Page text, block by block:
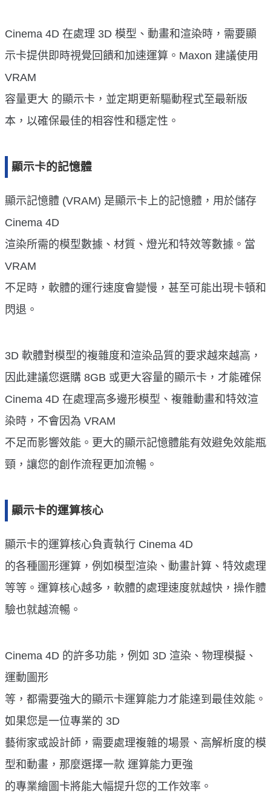
Cinema 4D 在處理 3D 模型、動畫和渲染時，需要顯
示卡提供即時視覺回饋和加速運算。Maxon 建議使用
VRAM
容量更大 的顯示卡，並定期更新驅動程式至最新版
本，以確保最佳的相容性和穩定性。
顯示卡的記憶體
顯示記憶體 (VRAM) 是顯示卡上的記憶體，用於儲存
Cinema 4D
渲染所需的模型數據、材質、燈光和特效等數據。當
VRAM
不足時，軟體的運行速度會變慢，甚至可能出現卡頓和
閃退。
3D 軟體對模型的複雜度和渲染品質的要求越來越高，
因此建議您選購 8GB 或更大容量的顯示卡，才能確保
Cinema 4D 在處理高多邊形模型、複雜動畫和特效渲
染時，不會因為 VRAM
不足而影響效能。更大的顯示記憶體能有效避免效能瓶
頸，讓您的創作流程更加流暢。
顯示卡的運算核心
顯示卡的運算核心負責執行 Cinema 4D
的各種圖形運算，例如模型渲染、動畫計算、特效處理
等等。運算核心越多，軟體的處理速度就越快，操作體
驗也就越流暢。
Cinema 4D 的許多功能，例如 3D 渲染、物理模擬、
運動圖形
等，都需要強大的顯示卡運算能力才能達到最佳效能。
如果您是一位專業的 3D
藝術家或設計師，需要處理複雜的場景、高解析度的模
型和動畫，那麼選擇一款 運算能力更強
的專業繪圖卡將能大幅提升您的工作效率。